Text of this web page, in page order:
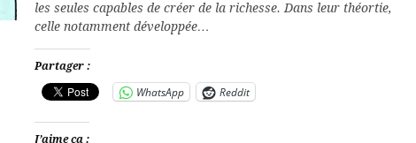
les seules capables de créer de la richesse. Dans leur théortie,
celle notamment développée…
Partager :
WhatsApp Reddit
J’aime ça :